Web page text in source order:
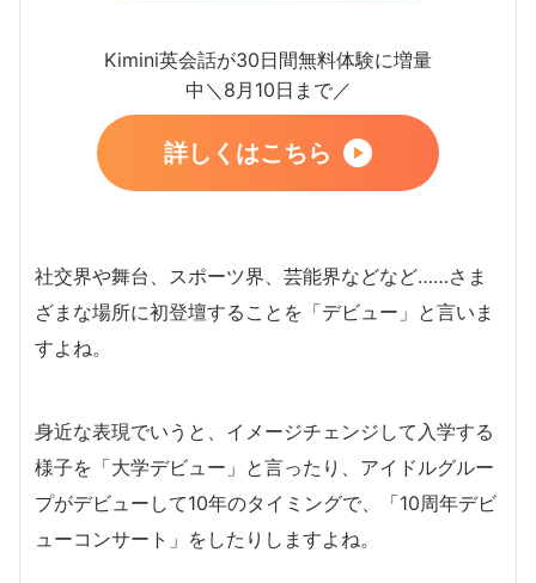
Kimini英会話が30日間無料体験に増量
中＼8月10日まで／
詳しくはこちら
社交界や舞台、スポーツ界、芸能界などなど……さま
ざまな場所に初登壇することを「デビュー」と言いま
すよね。
身近な表現でいうと、イメージチェンジして入学する
様子を「大学デビュー」と言ったり、アイドルグルー
プがデビューして10年のタイミングで、「10周年デビ
ューコンサート」をしたりしますよね。